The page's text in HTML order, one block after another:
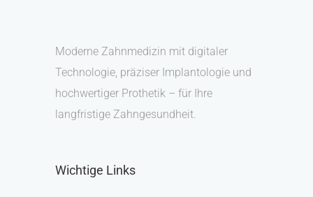
Moderne Zahnmedizin mit digitaler
Technologie, präziser Implantologie und
hochwertiger Prothetik – für Ihre
langfristige Zahngesundheit.
Wichtige Links